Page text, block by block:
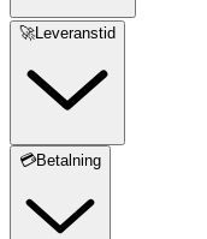
🚀Leveranstid
💳Betalning